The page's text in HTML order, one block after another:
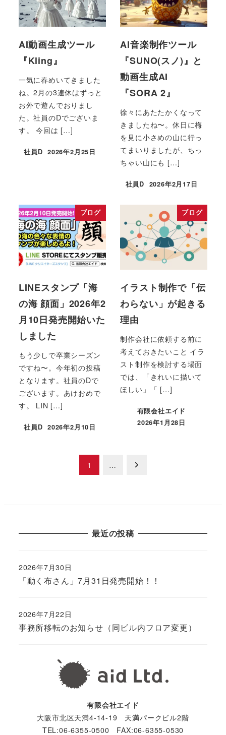
AI動画生成ツール
『Kling』
一気に春めいてきました
ね。2月の3連休はずっと
お外で遊んでおりまし
た。社員のDでございま
す。 今回は […]
社員D 2026年2月25日
AI音楽制作ツール
『SUNO(スノ)』と
動画生成AI
『SORA 2』
徐々にあたたかくなって
きましたね〜。休日に梅
を見に小さめの山に行っ
てまいりましたが、ちっ
ちゃい山にも […]
社員D 2026年2月17日
ブログ
LINEスタンプ「海
の海 顔面」2026年2
月10日発売開始いた
しました
もう少しで卒業シーズン
ですね〜。今年初の投稿
となります。社員のDで
ございます。あけおめで
す。 LIN […]
社員D 2026年2月10日
ブログ
イラスト制作で「伝
わらない」が起きる
理由
制作会社に依頼する前に
考えておきたいこと イラ
スト制作を検討する場面
では、「きれいに描いて
ほしい」「 […]
有限会社エイド
2026年1月28日
ジ
送
り
1 …
最近の投稿
「動く布さん」7月31日発売開始！！
2026年7月30日
事務所移転のお知らせ（同ビル内フロア変更）
2026年7月22日
有限会社エイド
大阪市北区天満4-14-19 天満パークビル2階
TEL:06-6355-0500 FAX:06-6355-0530